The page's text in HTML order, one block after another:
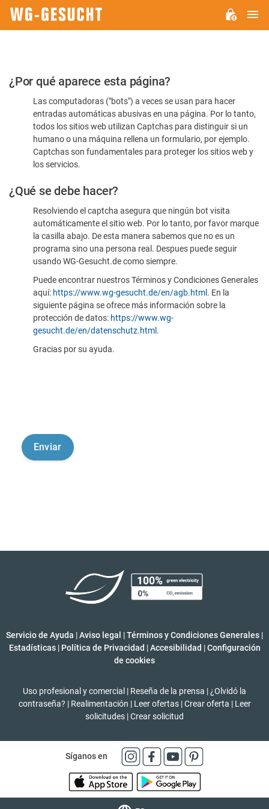
Por
favor,
confirme
humano
¿Por qué aparece esta página?
Las computadoras ("bots") a veces se usan para hacer
entradas automáticas abusivas en una página. Por lo tanto,
todos los sitios web utilizan Captchas para distinguir si un
humano o una máquina rellena un formulario, por ejemplo.
Captchas son fundamentales para proteger los sitios web y
los servicios.
¿Qué se debe hacer?
Resolviendo el captcha asegura que ningún bot visita
automáticamente el sitio web. Por lo tanto, por favor marque
la casilla abajo. De esta manera sabemos que no es un
programa sino una persona real. Despues puede seguir
usando WG-Gesucht.de como siempre.
Puede encontrar nuestros Términos y Condiciones Generales
aquí: https://www.wg-gesucht.de/en/agb.html . En la
siguiente página se ofrece más información sobre la
protección de datos: https://www.wg-
gesucht.de/en/datenschutz.html .
Gracias por su ayuda.
Servicio de Ayuda |Aviso legal |Términos y Condiciones Generales |
Estadísticas | Política de Privacidad | Accesibilidad | Configuración
de cookies
Uso profesional y comercial | Reseña de la prensa | ¿Olvidó la
contraseña? | Realimentación | Leer ofertas | Crear oferta | Leer
solicitudes |Crear solicitud
Síganos en